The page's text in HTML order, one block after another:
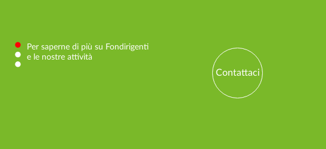
Per saperne di più su Fondirigenti
e le nostre attività
Contattaci